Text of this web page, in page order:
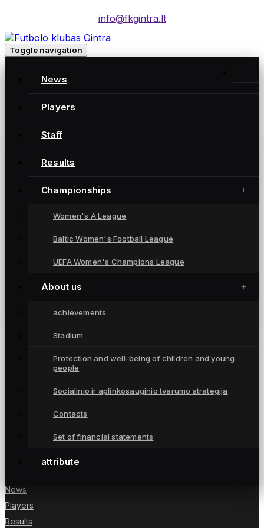
info@fkgintra.lt
Toggle navigation
News
Players
Staff
Results
Championships
Women's A League
Baltic Women's Football League
UEFA Women's Champions League
About us
achievements
Stadium
Protection and well-being of children and young
people
Socialinio ir aplinkosauginio tvarumo strategija
Contacts
Set of financial statements
attribute
Posts
Home
Gintra naujienos
Antrajame šio sezono Saulės miesto derbyje –
santrauka)
May 16, 2026
Lietuvos čempionės iš Šiaulių, atstovaujančios
Lietuvai UEFA moterų Čempionių lygoje.
NUORODOS
News
Players
Results